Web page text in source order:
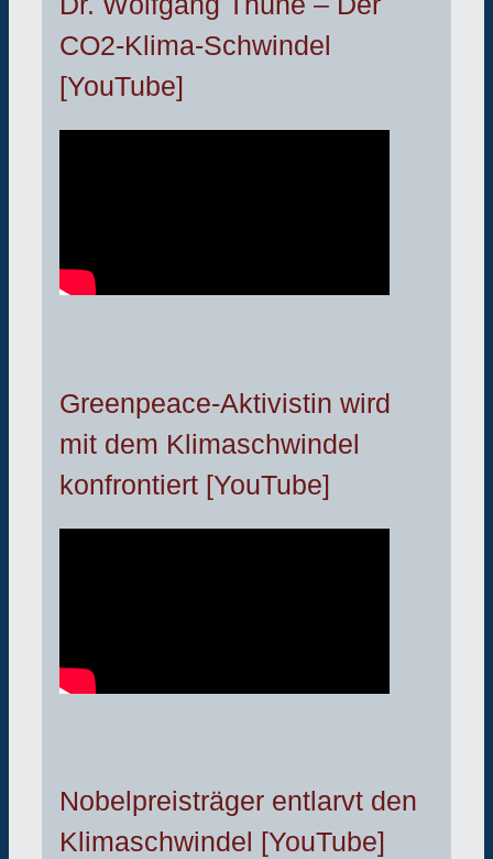
CO2-Klima-Schwindel
[YouTube]
Greenpeace-Aktivistin wird
mit dem Klimaschwindel
konfrontiert [YouTube]
Nobelpreisträger entlarvt den
Klimaschwindel [YouTube]